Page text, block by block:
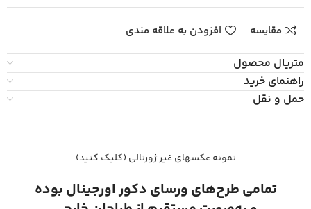
مقایسه افزودن به علاقه مندی
متریال محصول
راهنمای خرید
حمل و نقل
نمونه عکسهای غیر ژورنالی (کلیک کنید)
تمامی طرح‌های ورسای دکور اورجینال بوده